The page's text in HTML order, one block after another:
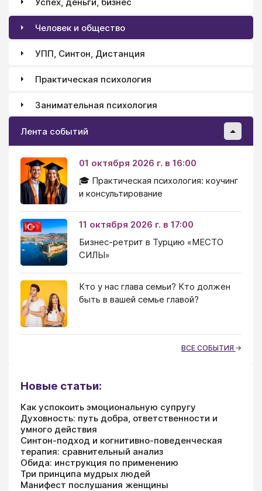
Человек и общество
УПП, Синтон, Дистанция
Практическая психология
Занимательная психология
Лента событий
01 октября 2026 г. в 16:00
🎓 Практическая психология: коучинг
и консультирование
11 октября 2026 г. в 17:00
Бизнес-ретрит в Турцию «МЕСТО
СИЛЫ»
Кто у нас глава семьи? Кто должен
быть в вашей семье главой?
ВСЕ СОБЫТИЯ
Новые статьи:
Как успокоить эмоциональную супругу
Духовность: путь добра, ответственности и
умного действия
Синтон-подход и когнитивно-поведенческая
терапия: сравнительный анализ
Обида: инструкция по применению
Три принципа мудрых людей
Манифест послушания женщины